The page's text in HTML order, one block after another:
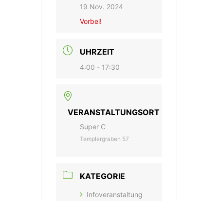
19 Nov. 2024
Vorbei!
UHRZEIT
4:00 - 17:30
VERANSTALTUNGSORT
Super C
Templergraben 57
KATEGORIE
Infoveranstaltung